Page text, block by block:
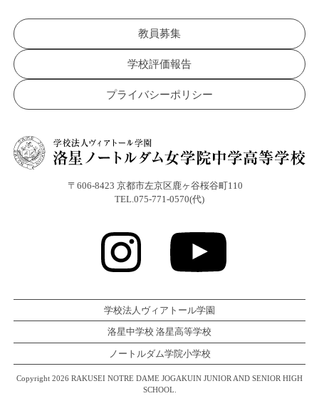
教員募集
学校評価報告
プライバシーポリシー
〒606-8423 京都市左京区鹿ヶ谷桜谷町110
TEL.075-771-0570(代)
学校法人ヴィアトール学園
洛星中学校 洛星高等学校
ノートルダム学院小学校
Copyright 2026 RAKUSEI NOTRE DAME JOGAKUIN JUNIOR AND SENIOR HIGH
SCHOOL.